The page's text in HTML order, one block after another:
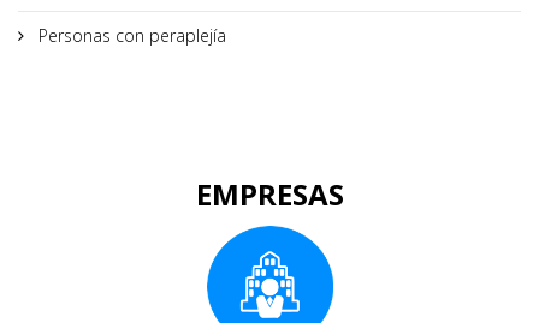
Personas con peraplejía
EMPRESAS